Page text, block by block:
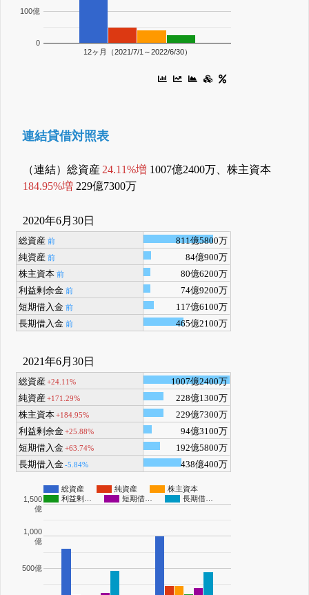
12ヶ月（2021/7/1～2022/6/30）
0
100億
連結貸借対照表
（連結）総資産 24.11%増 1007億2400万、株主資本
184.95%増 229億7300万
2020年6月30日
総資産 前
811億5800万
純資産 前
84億900万
株主資本 前
80億6200万
利益剰余金 前
74億9200万
短期借入金 前
117億6100万
長期借入金 前 465億2100万
2021年6月30日
総資産+24.11%
1007億2400万
純資産+171.29%
228億1300万
株主資本+184.95%
229億7300万
利益剰余金+25.88%
94億3100万
短期借入金+63.74%
192億5800万
長期借入金-5.84% 438億400万
総資産 純資産
株主資本
利益剰…
短期借… 長期借…
500億
1,000
億
1,500
億